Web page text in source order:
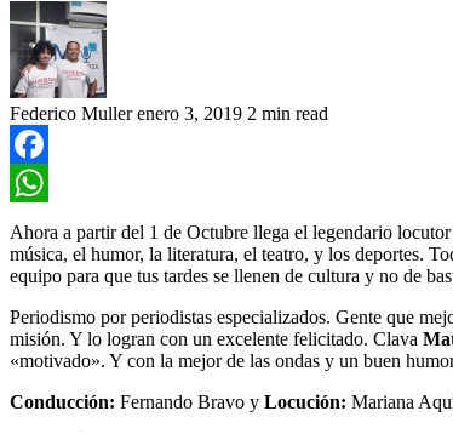
Federico Muller enero 3, 2019 2 min read
Facebook
WhatsApp
Ahora a partir del 1 de Octubre llega el legendario locutor
música, el humor, la literatura, el teatro, y los deportes.
equipo para que tus tardes se llenen de cultura y no de
Periodismo por periodistas especializados. Gente que
misión. Y lo logran con un excelente felicitado. Clava
«motivado». Y con la mejor de las ondas y un buen
Conducción: Fernando Bravo y Locución: Mariana